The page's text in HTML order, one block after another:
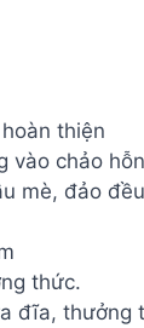
thiện
vào chảo
mè, đảo
thức.